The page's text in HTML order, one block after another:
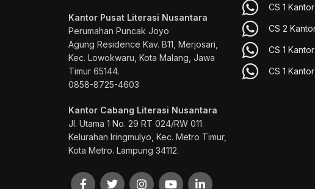
Kantor Pusat Literasi Nusantara
Perumahan Puncak Joyo
Agung Residence Kav. B11, Merjosari,
Kec. Lowokwaru, Kota Malang, Jawa
Timur 65144.
0858-8725-4603
Kantor Cabang Literasi Nusantara
Jl. Utama 1 No. 29 RT 024/RW 011.
Kelurahan Iringmulyo, Kec. Metro Timur,
Kota Metro. Lampung 34112.
CS 1
CS 2
CS 1
CS 1